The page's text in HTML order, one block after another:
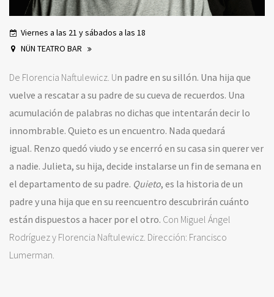
Viernes a las 21 y sábados a las 18
NÜN TEATRO BAR
De Florencia Naftulewicz. Un padre en su sillón. Una hija que
vuelve a rescatar a su padre de su cueva de recuerdos. Una
acumulación de palabras no dichas que intentarán decir lo
innombrable. Quieto es un encuentro. Nada quedará
igual. Renzo quedó viudo y se encerró en su casa sin querer ver
a nadie. Julieta, su hija, decide instalarse un fin de semana en
el departamento de su padre. Quieto, es la historia de un
padre y una hija que en su reencuentro descubrirán cuánto
están dispuestos a hacer por el otro. Con Miguel Ángel
Rodríguez y Florencia Naftulewicz. Dirección: Francisco
Lumerman.